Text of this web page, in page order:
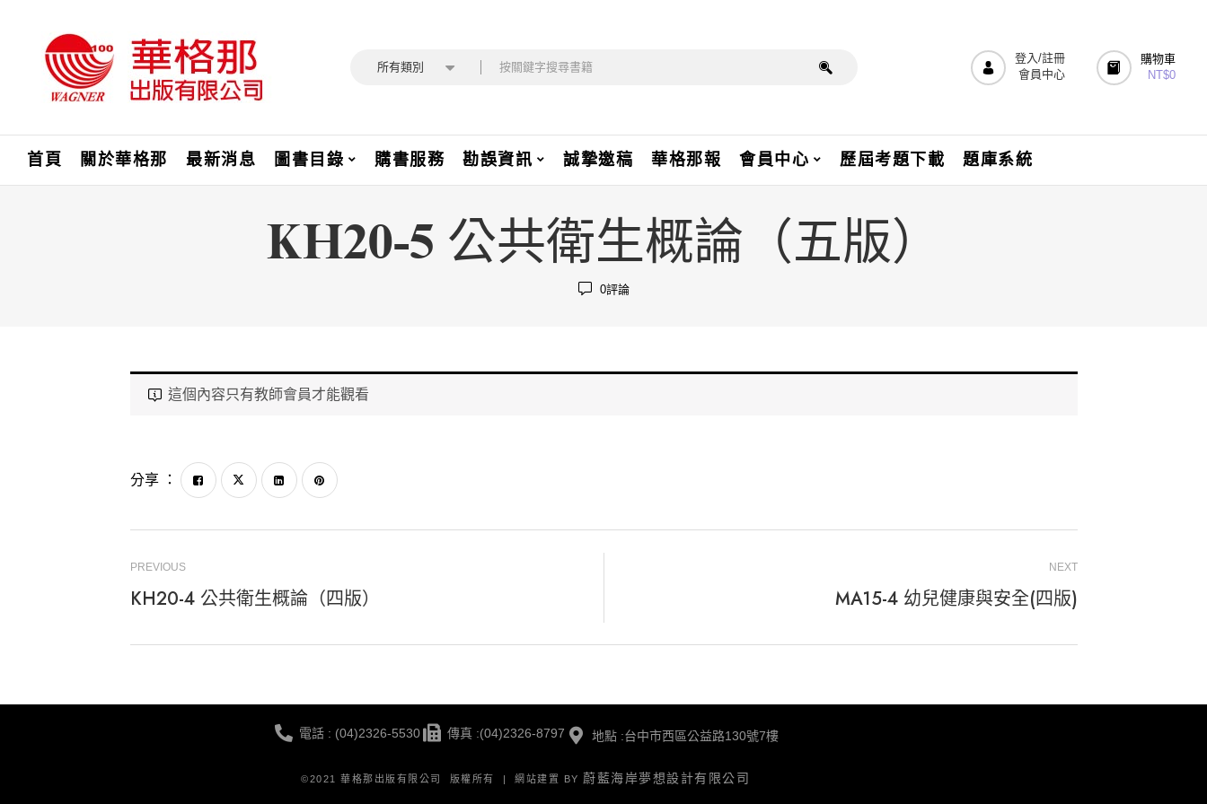
所有類別
登入/註冊
會員中心
購物車
NT$0
首頁 關於華格那 最新消息 圖書目錄 購書服務 勘誤資訊 誠摯邀稿 華格那報 會員中心 歷屆考題下載 題庫系統
KH20-5 公共衛生概論（五版）
0評論
這個內容只有教師會員才能觀看
分享 ：
PREVIOUS
KH20-4 公共衛生概論（四版）
NEXT
MA15-4 幼兒健康與安全(四版)
電話 : (04)2326-5530 傳真 :(04)2326-8797 地點 :台中市西區公益路130號7樓
©2021 華格那出版有限公司 版權所有 | 網站建置 BY 蔚藍海岸夢想設計有限公司